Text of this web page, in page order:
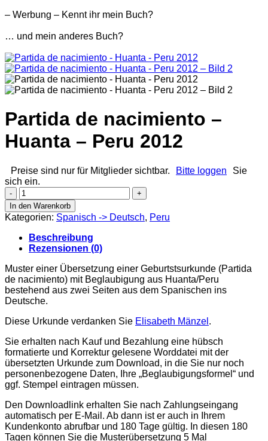
– Werbung – Kennt ihr mein Buch?
… und mein anderes Buch?
Partida de nacimiento –
Huanta – Peru 2012
Preise sind nur für Mitglieder sichtbar. Bitte loggen
Sie
sich ein.
Partida
de
nacimiento
-
Huanta
-
Peru
2012
Menge
In den Warenkorb
Kategorien: Spanisch -> Deutsch, Peru
Beschreibung
Rezensionen (0)
Muster einer Übersetzung einer Geburtstsurkunde (Partida
de nacimiento) mit Beglaubigung aus Huanta/Peru
bestehend aus zwei Seiten aus dem Spanischen ins
Deutsche.
Diese Urkunde verdanken Sie Elisabeth Mänzel .
Sie erhalten nach Kauf und Bezahlung eine hübsch
formatierte und Korrektur gelesene Worddatei mit der
übersetzten Urkunde zum Download, in die Sie nur noch
personenbezogene Daten, Ihre „Beglaubigungsformel“ und
ggf. Stempel eintragen müssen.
Den Downloadlink erhalten Sie nach Zahlungseingang
automatisch per E-Mail. Ab dann ist er auch in Ihrem
Kundenkonto abrufbar und 180 Tage gültig. In diesen 180
Tagen können Sie die Musterübersetzung 5 Mal